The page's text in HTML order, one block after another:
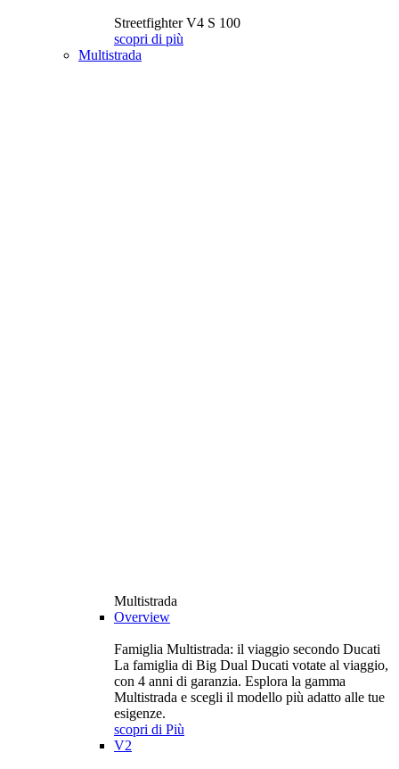
Streetfighter V4 S 100
scopri di più
Multistrada
Multistrada
Overview
Famiglia Multistrada: il viaggio secondo Ducati
La famiglia di Big Dual Ducati votate al viaggio,
con 4 anni di garanzia. Esplora la gamma
Multistrada e scegli il modello più adatto alle tue
esigenze.
scopri di Più
V2